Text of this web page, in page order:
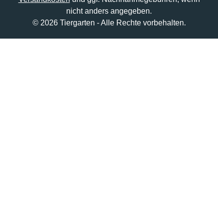
nicht anders angegeben.
© 2026 Tiergarten - Alle Rechte vorbehalten.